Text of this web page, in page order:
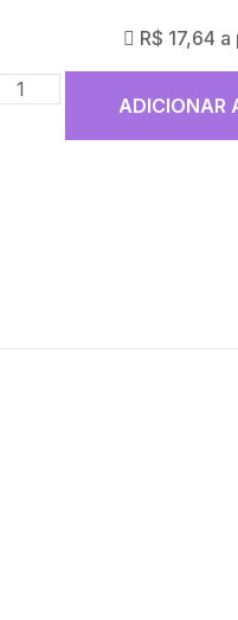
R$ 17,64 a
ADICIONAR